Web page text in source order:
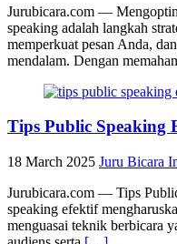
Jurubicara.com —
speaking adalah langkah
memperkuat pesan Anda,
mendalam. Dengan
Tips Public Speaking
18 March 2025 Juru Bicara
Jurubicara.com — Tips
speaking efektif
menguasai teknik berbicara